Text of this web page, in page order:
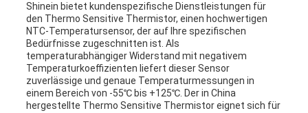
Shinein bietet kundenspezifische Dienstleistungen für
den Thermo Sensitive Thermistor, einen hochwertigen
NTC-Temperatursensor, der auf Ihre spezifischen
Bedürfnisse zugeschnitten ist. Als
temperaturabhängiger Widerstand mit negativem
Temperaturkoeffizienten liefert dieser Sensor
zuverlässige und genaue Temperaturmessungen in
einem Bereich von -55℃ bis +125℃. Der in China
hergestellte Thermo Sensitive Thermistor eignet sich für